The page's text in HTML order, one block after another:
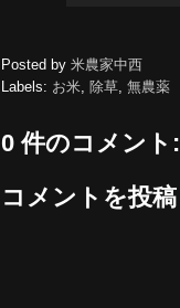
Posted by 米農家中西
Labels: お米 除草 無農薬
0 件のコメント:
コメントを投稿